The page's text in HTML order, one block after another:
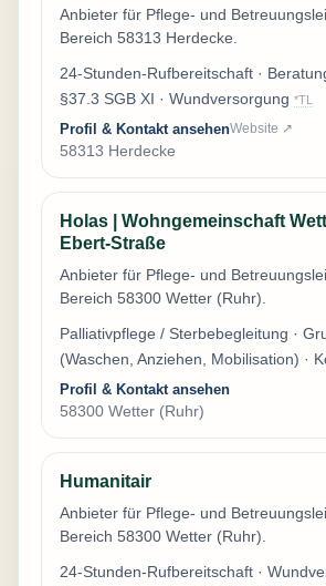
Anbieter für Pflege- und
Bereich 58313 Herdecke.
24-Stunden-Rufbereitschaft ·
§37.3 SGB XI · Wundversorgung *TL
Profil & Kontakt ansehenWebsite ↗
58313 Herdecke
Holas | Wohngemeinschaft
Ebert-Straße
Anbieter für Pflege- und
Bereich 58300 Wetter (Ruhr).
Palliativpflege / Sterbebegleitung ·
(Waschen, Anziehen, Mobilisation) ·
Profil & Kontakt ansehen
58300 Wetter (Ruhr)
Humanitair
Anbieter für Pflege- und
Bereich 58300 Wetter (Ruhr).
24-Stunden-Rufbereitschaft ·